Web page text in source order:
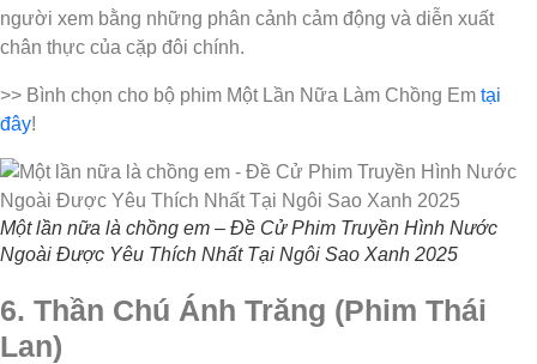
người xem bằng những phân cảnh cảm động và diễn xuất
chân thực của cặp đôi chính.
>> Bình chọn cho bộ phim Một Lần Nữa Làm Chồng Em tại
đây!
Một lần nữa là chồng em – Đề Cử Phim Truyền Hình Nước
Ngoài Được Yêu Thích Nhất Tại Ngôi Sao Xanh 2025
6. Thần Chú Ánh Trăng (Phim Thái
Lan)